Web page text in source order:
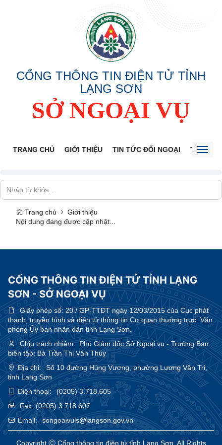
CỔNG THÔNG TIN ĐIỆN TỬ TỈNH
LẠNG SƠN
SỞ NGOẠI VỤ
TRANG CHỦ GIỚI THIỆU TIN TỨC ĐỐI NGOẠI THÔNG
Trang chủ
Giới thiệu
Nội dung đang được cập nhật...
CỔNG THÔNG TIN ĐIỆN TỬ TỈNH LẠNG
SƠN - SỞ NGOẠI VỤ
Giấy phép số:20 / GP-TTĐT ngày 12/03/2015 của Cục phát
thanh, truyền hình và điện tử thông tin Cơ quan thường trực: Văn
phòng Ủy ban nhân dân tỉnh Lạng Sơn.
Chịu trách nhiệm:Phó Giám đốc Sở Ngoại vụ - Trưởng Ban
biên tập: Bà Trần Thị Vân Thùy
Địa chỉ:
Số 10 đường Hùng Vương, phường Lương Văn Tri,
tỉnh Lạng Sơn
Điện thoại:
(0205) 3.718.605
Fax:(0205) 3.718.607
Email:
songoaivuls@langson.gov.vn
Copyright Ⓒ Cổng thông tin điện tử tỉnh Lạng Sơn. All Rights